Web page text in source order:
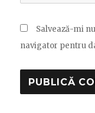
Salvează-mi
navigator pentru